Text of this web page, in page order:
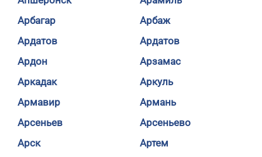
Арбагар
Арбаж
Ардатов
Ардатов
Ардон
Арзамас
Аркадак
Аркуль
Армавир
Армань
Арсеньев
Арсеньево
Арск
Артем